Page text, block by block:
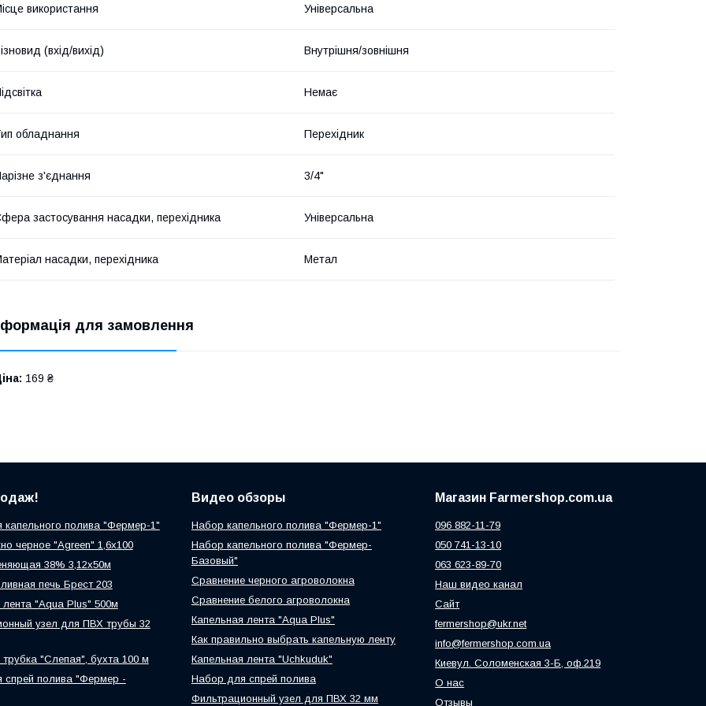
використання Універсальна
(вхід/вихід) Внутрішня/зовнішня
Немає
обладнання Перехідник
з'єднання 3/4"
застосування насадки, перехідника Універсальна
насадки, перехідника Метал
для замовлення
169 ₴
полива "Фермер-1"
черное "Agreen" 1,6х100
38% 3,12х50м
печь Брест 203
лента "Aqua Plus" 500м
узел для ПВХ трубы 32
трубка "Слепая", бухта 100 м
спрей полива "Фермер -
Видео обзоры
Набор капельного полива "Фермер-1"
Набор капельного полива "Фермер-
Базовый"
Сравнение черного агроволокна
Сравнение белого агроволокна
Капельная лента "Aqua Plus"
Как правильно выбрать капельную ленту
Капельная лента "Uchkuduk"
Набор для спрей полива
Фильтрационный узел для ПВХ 32 мм
Магазин Farmershop.com.ua
096 882-11-79
050 741-13-10
063 623-89-70
Наш видео канал
Сайт
fermershop@ukr.net
info@fermershop.com.ua
Киевул. Соломенская 3-Б, оф.219
О нас
Отзывы